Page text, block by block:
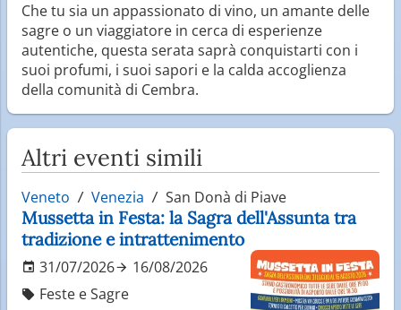
Che tu sia un appassionato di vino, un amante delle
sagre o un viaggiatore in cerca di esperienze
autentiche, questa serata saprà conquistarti con i
suoi profumi, i suoi sapori e la calda accoglienza
della comunità di Cembra.
Altri eventi simili
Veneto Venezia San Donà di Piave
Mussetta in Festa: la Sagra dell'Assunta tra
tradizione e intrattenimento
31/07/2026
16/08/2026
Feste e Sagre